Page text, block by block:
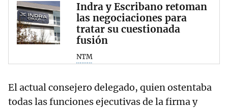
Indra y Escribano retoman
las negociaciones para
tratar su cuestionada
fusión
NTM
El actual consejero delegado, quien ostentaba
todas las funciones ejecutivas de la firma y